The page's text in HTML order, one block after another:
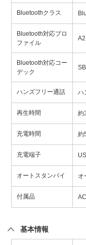
Bluetoothクラス
Bluetooth対応プロ
ファイル
Bluetooth対応コー
デック
ハンズフリー通話 ハ
再生時間 約
充電時間 約
充電端子
オートスタンバイ オ
付属品
基本情報